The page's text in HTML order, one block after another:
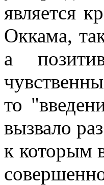
является
Оккама,
а
то
вызвало
к которым